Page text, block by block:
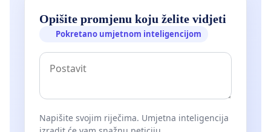
Opišite promjenu koju želite vidjeti
Pokretano umjetnom inteligencijom
Napišite svojim riječima. Umjetna inteligencija